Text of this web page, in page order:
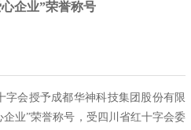
企业”荣誉称号
字会授予成都华神科技集团股份有限
业”荣誉称号，受四川省红十字会委